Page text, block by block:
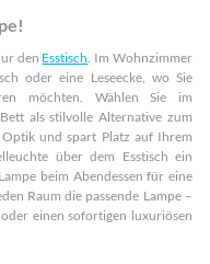
den Esstisch . Im Wohnzimmer
oder eine Leseecke, wo Sie
möchten. Wählen Sie im
als stilvolle Alternative zum
und spart Platz auf Ihrem
über dem Esstisch ein
beim Abendessen für eine
Raum die passende Lampe –
einen sofortigen luxuriösen